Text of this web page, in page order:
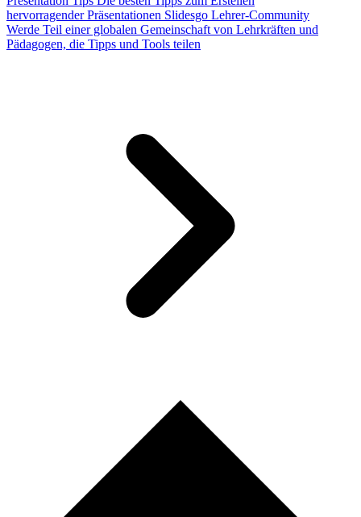
hervorragender Präsentationen Slidesgo Lehrer-Community
Werde Teil einer globalen Gemeinschaft von Lehrkräften und
Pädagogen, die Tipps und Tools teilen